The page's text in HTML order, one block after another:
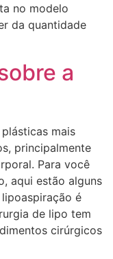
no modelo
da quantidade
a
mais
principalmente
Para você
aqui estão alguns
é
de lipo tem
cirúrgicos